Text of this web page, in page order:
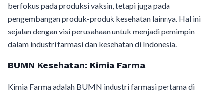
berfokus pada produksi vaksin, tetapi juga pada
pengembangan produk-produk kesehatan lainnya. Hal ini
sejalan dengan visi perusahaan untuk menjadi pemimpin
dalam industri farmasi dan kesehatan di Indonesia.
BUMN Kesehatan: Kimia Farma
Kimia Farma adalah BUMN industri farmasi pertama di